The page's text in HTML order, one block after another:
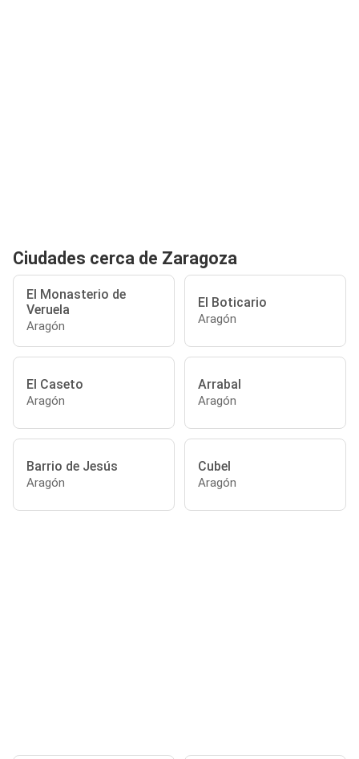
Ciudades cerca de Zaragoza
El Monasterio de
Veruela
Aragón
El Boticario
Aragón
El Caseto
Aragón
Arrabal
Aragón
Barrio de Jesús
Aragón
Cubel
Aragón